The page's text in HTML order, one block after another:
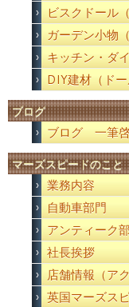
ビスクドール
ガーデン小物
キッチン・ダ
DIY建材（ドー
ブログ
ブログ 一筆
マーズスピードのこと
業務内容
自動車部門
アンティーク
社長挨拶
店舗情報（アク
英国マーズス